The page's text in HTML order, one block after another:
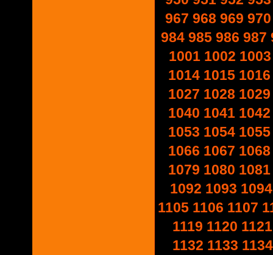
967 968 969 970
984 985 986 987
1001 1002 1003
1014 1015 1016
1027 1028 1029
1040 1041 1042
1053 1054 1055
1066 1067 1068
1079 1080 1081
1092 1093 1094
1105 1106 1107
1119 1120 1121
1132 1133 1134